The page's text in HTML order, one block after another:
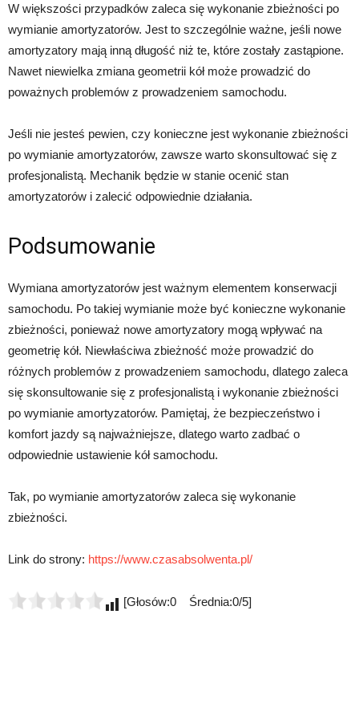
W większości przypadków zaleca się wykonanie zbieżności po
wymianie amortyzatorów. Jest to szczególnie ważne, jeśli nowe
amortyzatory mają inną długość niż te, które zostały zastąpione.
Nawet niewielka zmiana geometrii kół może prowadzić do
poważnych problemów z prowadzeniem samochodu.
Jeśli nie jesteś pewien, czy konieczne jest wykonanie zbieżności
po wymianie amortyzatorów, zawsze warto skonsultować się z
profesjonalistą. Mechanik będzie w stanie ocenić stan
amortyzatorów i zalecić odpowiednie działania.
Podsumowanie
Wymiana amortyzatorów jest ważnym elementem konserwacji
samochodu. Po takiej wymianie może być konieczne wykonanie
zbieżności, ponieważ nowe amortyzatory mogą wpływać na
geometrię kół. Niewłaściwa zbieżność może prowadzić do
różnych problemów z prowadzeniem samochodu, dlatego zaleca
się skonsultowanie się z profesjonalistą i wykonanie zbieżności
po wymianie amortyzatorów. Pamiętaj, że bezpieczeństwo i
komfort jazdy są najważniejsze, dlatego warto zadbać o
odpowiednie ustawienie kół samochodu.
Tak, po wymianie amortyzatorów zaleca się wykonanie
zbieżności.
Link do strony: https://www.czasabsolwenta.pl/
[Głosów:0 Średnia:0/5]